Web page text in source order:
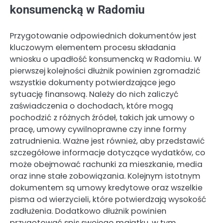
konsumencką w Radomiu
Przygotowanie odpowiednich dokumentów jest
kluczowym elementem procesu składania
wniosku o upadłość konsumencką w Radomiu. W
pierwszej kolejności dłużnik powinien zgromadzić
wszystkie dokumenty potwierdzające jego
sytuację finansową. Należy do nich zaliczyć
zaświadczenia o dochodach, które mogą
pochodzić z różnych źródeł, takich jak umowy o
pracę, umowy cywilnoprawne czy inne formy
zatrudnienia. Ważne jest również, aby przedstawić
szczegółowe informacje dotyczące wydatków, co
może obejmować rachunki za mieszkanie, media
oraz inne stałe zobowiązania. Kolejnym istotnym
dokumentem są umowy kredytowe oraz wszelkie
pisma od wierzycieli, które potwierdzają wysokość
zadłużenia. Dodatkowo dłużnik powinien